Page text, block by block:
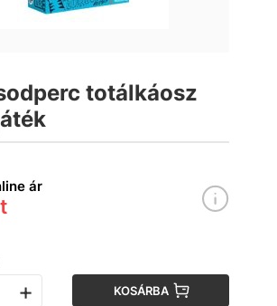
totálkáosz
ár
+ KOSÁRBA